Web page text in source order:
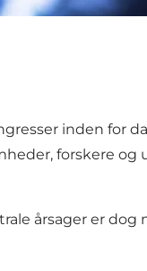
inden for
forskere og
årsager er